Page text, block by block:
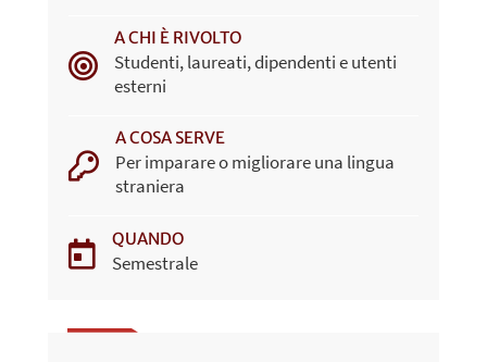
A CHI È RIVOLTO
Studenti, laureati, dipendenti e utenti
esterni
A COSA SERVE
Per imparare o migliorare una lingua
straniera
QUANDO
Semestrale